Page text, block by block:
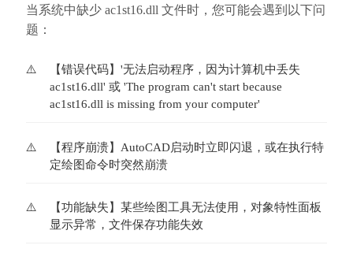
当系统中缺少 ac1st16.dll 文件时，您可能会遇到以下问
题：
【错误代码】'无法启动程序，因为计算机中丢失
ac1st16.dll' 或 'The program can't start because
ac1st16.dll is missing from your computer'
【程序崩溃】AutoCAD启动时立即闪退，或在执行特
定绘图命令时突然崩溃
【功能缺失】某些绘图工具无法使用，对象特性面板
显示异常，文件保存功能失效